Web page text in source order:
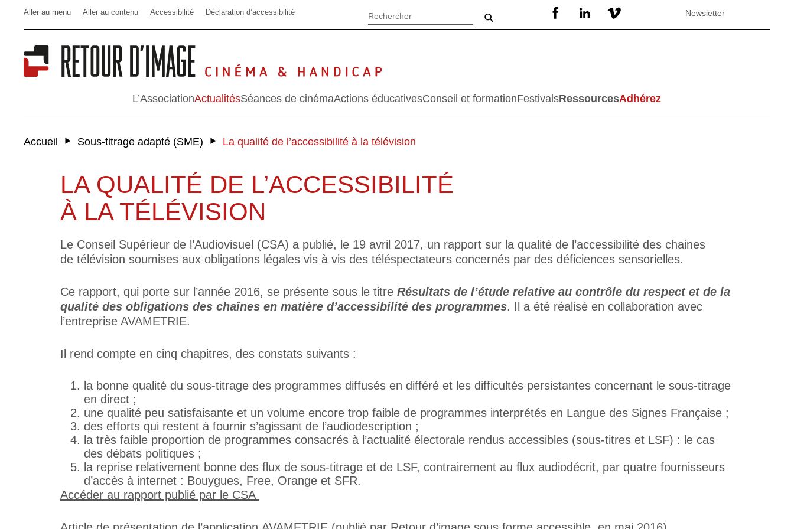
Aller au menu Aller au contenu Accessibilité Déclaration d’accessibilité Newsletter
L’AssociationActualitésSéances de cinémaActions éducativesConseil et formationFestivalsRessourcesAdhérez
Accueil ‣ Sous-titrage adapté (SME) ‣ La qualité de l’accessibilité à la télévision
LA QUALITÉ DE L’ACCESSIBILITÉ
À LA TÉLÉVISION
Le Conseil Supérieur de l’Audiovisuel (CSA) a publié, le 19 avril 2017, un rapport sur la qualité de l’accessibilité des chaines
de télévision soumises aux obligations légales vis à vis des téléspectateurs concernés par des déficiences sensorielles.
Ce rapport, qui porte sur l’année 2016, se présente sous le titre Résultats de l’étude relative au contrôle du respect et de la
qualité des obligations des chaînes en matière d’accessibilité des programmes. Il a été réalisé en collaboration avec
l’entreprise AVAMETRIE.
Il rend compte en cinq chapitres, des constats suivants :
la bonne qualité du sous-titrage des programmes diffusés en différé et les difficultés persistantes concernant le sous-titrage
en direct ;
une qualité peu satisfaisante et un volume encore trop faible de programmes interprétés en Langue des Signes Française ;
des efforts qui restent à fournir s’agissant de l’audiodescription ;
la très faible proportion de programmes consacrés à l’actualité électorale rendus accessibles (sous-titres et LSF) : le cas
des débats politiques ;
la reprise relativement bonne des flux de sous-titrage et de LSF, contrairement au flux audiodécrit, par quatre fournisseurs
d’accès à internet : Bouygues, Free, Orange et SFR.
Accéder au rapport publié par le CSA